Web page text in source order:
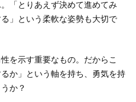
「とりあえず決めて進めてみ
」という柔軟な姿勢も大切で
を示す重要なもの。だからこ
か」という軸を持ち、勇気を持
か？